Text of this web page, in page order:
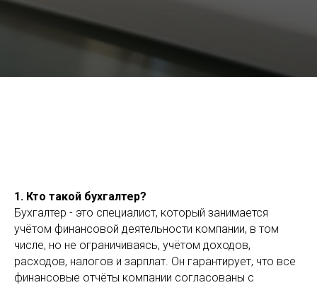
1. Кто такой бухгалтер?
Бухгалтер - это специалист, который занимается
учётом финансовой деятельности компании, в том
числе, но не ограничиваясь, учётом доходов,
расходов, налогов и зарплат. Он гарантирует, что все
финансовые отчёты компании согласованы с